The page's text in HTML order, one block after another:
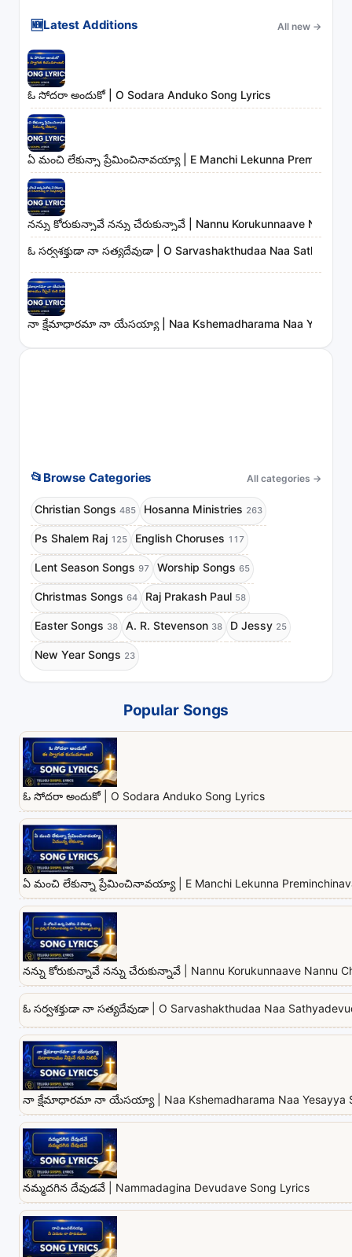
🆕Latest Additions All new →
ఓ సోదరా అందుకో | O Sodara Anduko Song Lyrics
ఏ మంచి లేకున్నా ప్రేమించినావయ్యా | E Manchi Lekunna
నన్ను కోరుకున్నావే నన్ను చేరుకున్నావే | Nannu Korukunnaave Nannu
ఓ సర్వశక్తుడా నా సత్యదేవుడా | O Sarvashakthudaa Naa
నా క్షేమాధారమా నా యేసయ్యా | Naa Kshemadharama Naa Yesayya
📂 Browse Categories All categories →
Christian Songs 485 Hosanna Ministries 263
Ps Shalem Raj 125 English Choruses 117
Lent Season Songs 97 Worship Songs 65
Christmas Songs 64 Raj Prakash Paul 58
Easter Songs 38 A. R. Stevenson 38 D Jessy 25
New Year Songs 23
Popular Songs
ఓ సోదరా అందుకో | O Sodara Anduko Song Lyrics
ఏ మంచి లేకున్నా ప్రేమించినావయ్యా | E Manchi Lekunna
నన్ను కోరుకున్నావే నన్ను చేరుకున్నావే | Nannu Korukunnaave Nannu
ఓ సర్వశక్తుడా నా సత్యదేవుడా | O Sarvashakthudaa Naa
నా క్షేమాధారమా నా యేసయ్యా | Naa Kshemadharama Naa Yesayya
నమ్మదగిన దేవుడవే | Nammadagina Devudave Song Lyrics